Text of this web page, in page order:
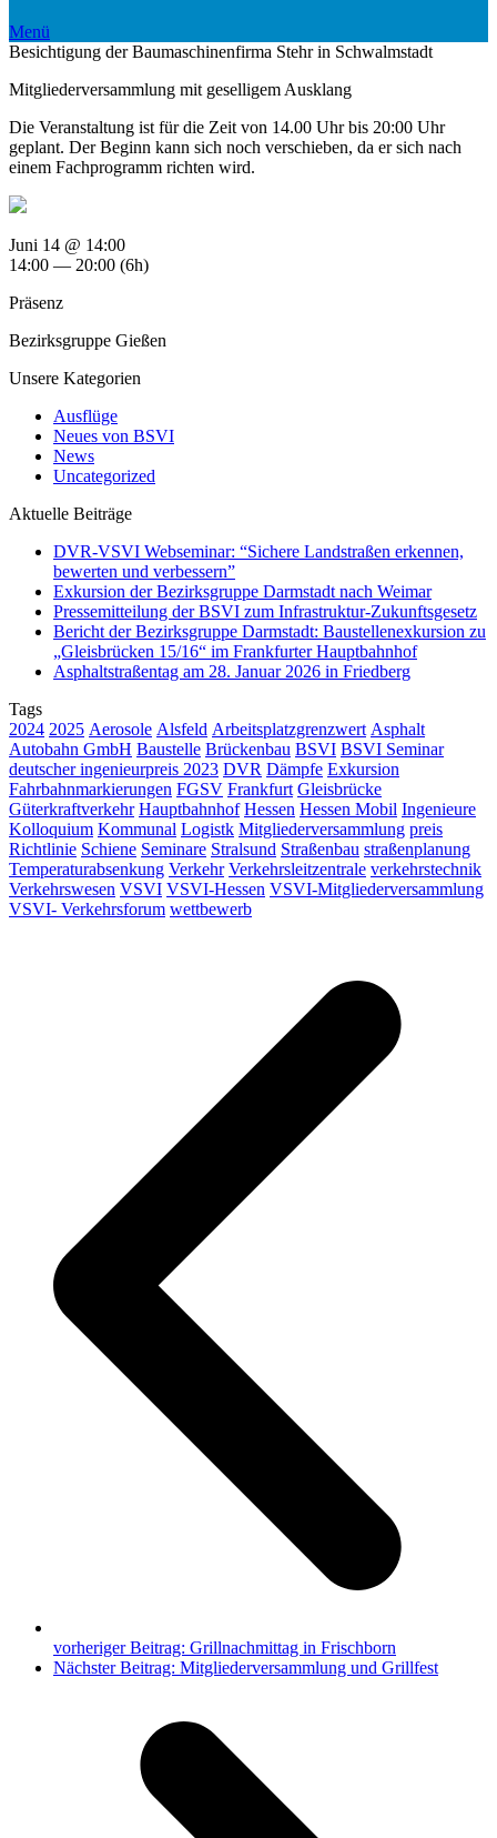
Menü
Besichtigung der Baumaschinenfirma Stehr in Schwalmstadt
Mitgliederversammlung mit geselligem Ausklang
Die Veranstaltung ist für die Zeit von 14.00 Uhr bis 20:00 Uhr
geplant. Der Beginn kann sich noch verschieben, da er sich nach
einem Fachprogramm richten wird.
Juni 14 @ 14:00
14:00 — 20:00 (6h)
Präsenz
Bezirksgruppe Gießen
Unsere Kategorien
Ausflüge
Neues von BSVI
News
Uncategorized
Aktuelle Beiträge
DVR-VSVI Webseminar: “Sichere Landstraßen erkennen,
bewerten und verbessern”
Exkursion der Bezirksgruppe Darmstadt nach Weimar
Pressemitteilung der BSVI zum Infrastruktur-Zukunftsgesetz
Bericht der Bezirksgruppe Darmstadt: Baustellenexkursion zu
„Gleisbrücken 15/16“ im Frankfurter Hauptbahnhof
Asphaltstraßentag am 28. Januar 2026 in Friedberg
Tags
2024 2025 Aerosole Alsfeld Arbeitsplatzgrenzwert Asphalt
Autobahn GmbH Baustelle Brückenbau BSVI BSVI Seminar
deutscher ingenieurpreis 2023 DVR Dämpfe Exkursion
Fahrbahnmarkierungen FGSV Frankfurt Gleisbrücke
Güterkraftverkehr Hauptbahnhof Hessen Hessen Mobil Ingenieure
Kolloquium Kommunal Logistk Mitgliederversammlung preis
Richtlinie Schiene Seminare Stralsund Straßenbau straßenplanung
Temperaturabsenkung Verkehr Verkehrsleitzentrale verkehrstechnik
Verkehrswesen VSVI VSVI-Hessen VSVI-Mitgliederversammlung
VSVI- Verkehrsforum wettbewerb
vorheriger Beitrag: Grillnachmittag in Frischborn
Nächster Beitrag: Mitgliederversammlung und Grillfest